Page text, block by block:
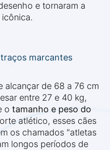
e tornaram a
marcantes
alcançar de 68 a 76 cm
entre 27 e 40 kg,
o tamanho e peso do
atlético, esses cães
os chamados "atletas
longos períodos de